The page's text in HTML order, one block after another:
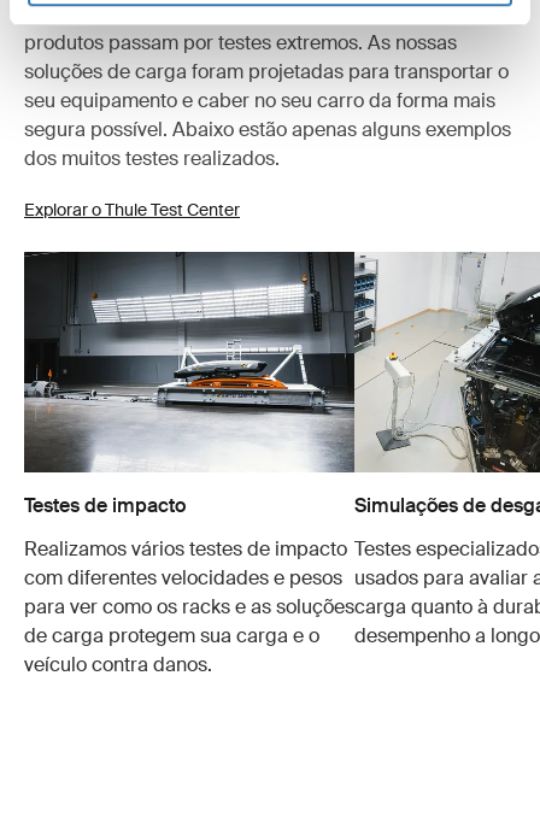
No Thule Test Center™ em Hillerstorp, Suécia, os
produtos passam por testes extremos. As nossas
soluções de carga foram projetadas para transportar o
seu equipamento e caber no seu carro da forma mais
segura possível. Abaixo estão apenas alguns exemplos
dos muitos testes realizados.
Explorar o Thule Test Center
Testes de impacto
Realizamos vários testes de impacto
com diferentes velocidades e pesos
para ver como os racks e as soluções
de carga protegem sua carga e o
veículo contra danos.
Simulações de
Testes
usados para avaliar
carga quanto à
desempenho a